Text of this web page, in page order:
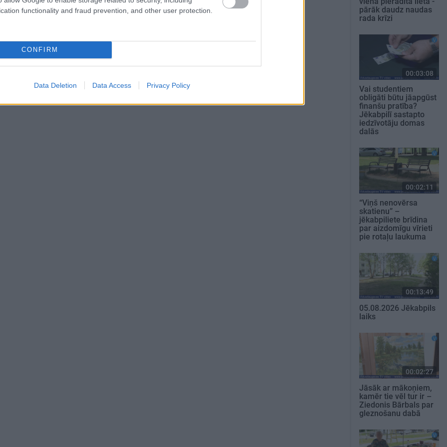
functionality and fraud prevention, and other user protection.
CONFIRM
Data Deletion Data Access Privacy Policy
pārāk daudz naudas
rada krīzi
00:03:08
Vai studentiem
obligāti būtu jāapgūst
finanšu pratība?
Jēkabpilī sastapto
iedzīvotāju domas
dalās
00:02:11
“Viņš nenovērsa
skatienu” –
jēkabpiliete brīdina
par aizdomīgu vīrieti
pie rotaļu laukuma
00:13:49
05.08.2026 Jēkabpils
laiks
00:02:27
Jāsāk ar mākoņiem,
kamēr tie vēl tur ir –
Ziedonis Bārbals par
gleznošanu dabā